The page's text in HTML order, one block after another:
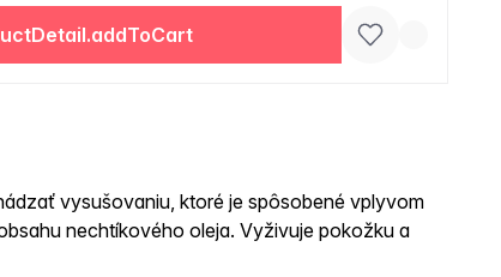
vysušovaniu, ktoré je spôsobené vplyvom
nechtíkového oleja. Vyživuje pokožku a